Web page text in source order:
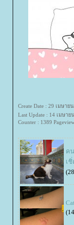
Create Date : 29 เมษาย
Last Update : 14 เมษาย
Counter : 1389
ค
เ